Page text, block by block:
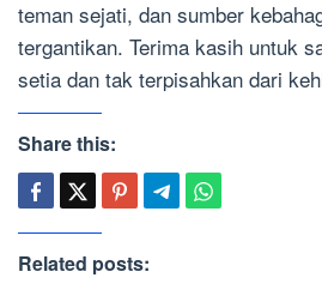
teman sejati, dan sumber
tergantikan. Terima kasih untuk
setia dan tak terpisahkan dari
Share this:
Related posts: